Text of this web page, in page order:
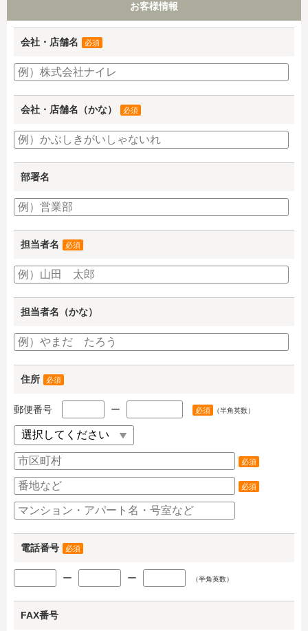
お客様情報
会社・店舗名 必須
会社・店舗名（かな） 必須
部署名
担当者名 必須
担当者名（かな）
住所 必須
郵便番号 ー 必須 （半角英数）
必須
必須
電話番号 必須
ー ー （半角英数）
FAX番号